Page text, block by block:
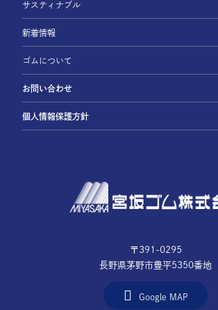
〒391-0295
長野県茅野市豊平5350番地
Google MAP
サスティナブル
新着情報
ゴムについて
お問い合わせ
個人情報保護方針